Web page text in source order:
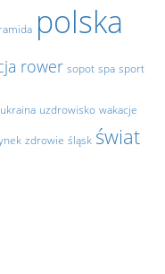
polska
rower sopot spa sport
ukraina uzdrowisko wakacje
zdrowie śląsk świat